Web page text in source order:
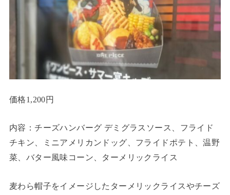
価格1,200円
内容：チーズハンバーグ デミグラスソース、フライド
チキン、ミニアメリカンドッグ、フライドポテト、温野
菜、バター風味コーン、ターメリックライス
麦わら帽子をイメージしたターメリックライスやチーズ